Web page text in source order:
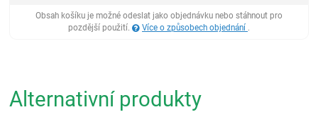
Obsah košíku je možné odeslat jako objednávku nebo stáhnout pro
pozdější použití.
Více o způsobech objednání .
Alternativní produkty